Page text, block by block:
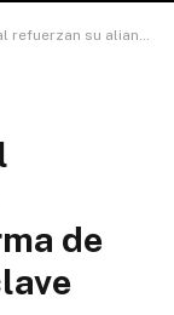
con la firma de múltiples acuerdos clave
de